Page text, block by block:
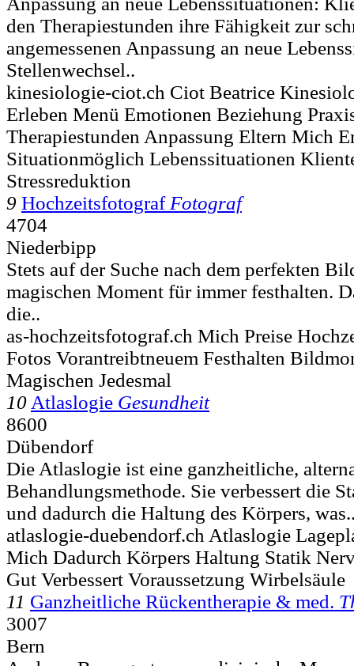
den Therapiestunden ihre Fähigkeit zur
angemessenen Anpassung an neue
Stellenwechsel..
kinesiologie-ciot.ch Ciot Beatrice
Erleben Menü Emotionen Beziehung
Therapiestunden Anpassung Eltern Mich
Situationmöglich Lebenssituationen
Stressreduktion
9 Hochzeitsfotograf Fotograf
4704
Niederbipp
Stets auf der Suche nach dem perfekten
magischen Moment für immer festhalten.
die..
as-hochzeitsfotograf.ch Mich Preise
Fotos Vorantreibtneuem Festhalten
Magischen Jedesmal
10 Atlaslogie Gesundheit
8600
Dübendorf
Die Atlaslogie ist eine ganzheitliche,
Behandlungsmethode. Sie verbessert die
und dadurch die Haltung des Körpers,
atlaslogie-duebendorf.ch Atlaslogie
Mich Dadurch Körpers Haltung Statik
Gut Verbessert Voraussetzung Wirbelsäule
11 Ganzheitliche Rückentherapie & med.
3007
Bern